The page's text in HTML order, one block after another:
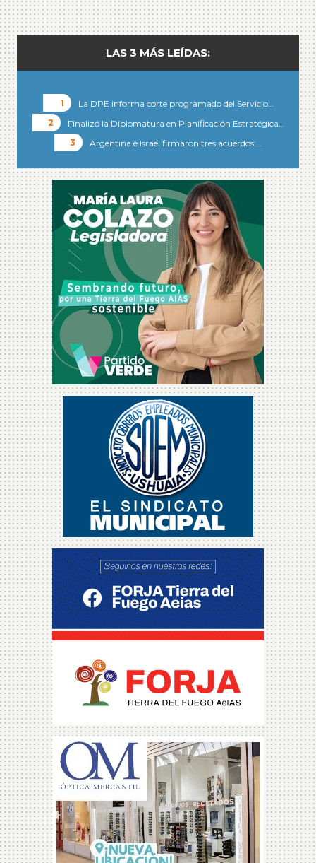
LAS 3 MÁS LEÍDAS:
La DPE informa corte programado del Servicio…
Finalizó la Diplomatura en Planificación Estratégica…
Argentina e Israel firmaron tres acuerdos:…